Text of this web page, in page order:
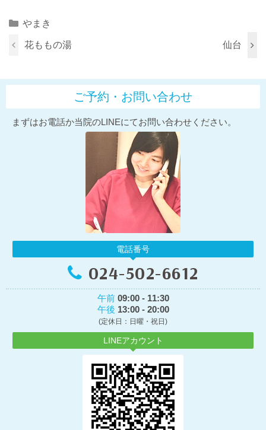
Categories
やまき
花ももの湯 仙台
ご予約・お問い合わせ
まずはお電話か当院のLINEにてお問い合わせください。
電話番号
024-502-6612
午前 09:00 - 11:30
午後 13:00 - 20:00
(定休日：日曜・祝日)
LINEアカウント